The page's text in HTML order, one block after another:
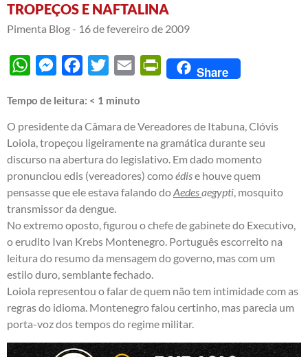
TROPEÇOS E NAFTALINA
Pimenta Blog - 16 de fevereiro de 2009
WhatsAppMessengerFacebook
Twitter Email PrintFriendly
Share
Tempo de leitura: < 1 minuto
O presidente da Câmara de Vereadores de Itabuna, Clóvis
Loiola, tropeçou ligeiramente na gramática durante seu
discurso na abertura do legislativo. Em dado momento
pronunciou edis (vereadores) comoédise houve quem
pensasse que ele estava falando doAedesaegypti, mosquito
transmissor da dengue.
No extremo oposto, figurou o chefe de gabinete do Executivo,
o erudito Ivan Krebs Montenegro. Português escorreito na
leitura do resumo da mensagem do governo, mas com um
estilo duro, semblante fechado.
Loiola representou o falar de quem não tem intimidade com as
regras do idioma. Montenegro falou certinho, mas parecia um
porta-voz dos tempos do regime militar.